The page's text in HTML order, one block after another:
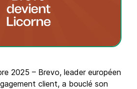
2025 – Brevo, leader européen
client, a bouclé son